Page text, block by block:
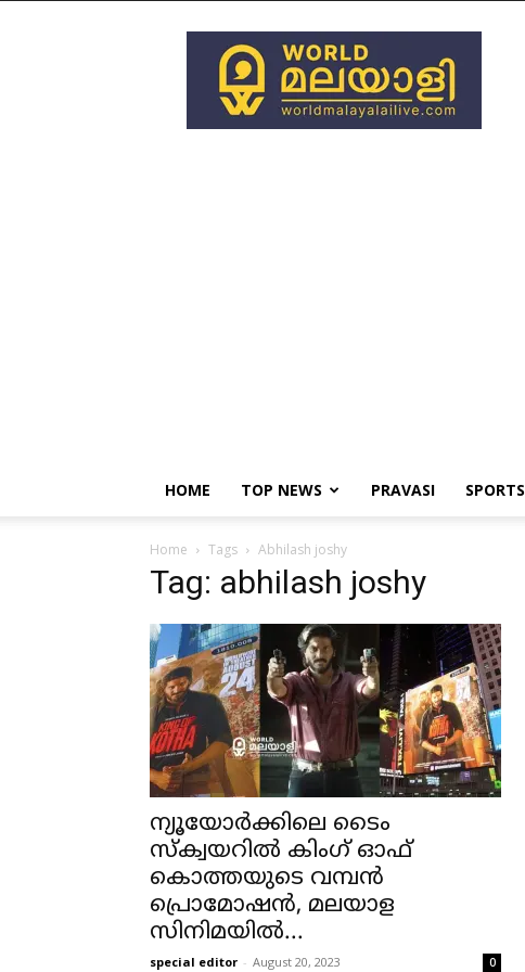
World
Malayali
Live
HOME TOP NEWS PRAVASI SPORTS
Home Tags Abhilash joshy
Tag: abhilash joshy
ന്യൂയോർക്കിലെ ടൈം
സ്‌ക്വയറിൽ കിംഗ് ഓഫ്
കൊത്തയുടെ വമ്പൻ
പ്രൊമോഷൻ, മലയാള
സിനിമയിൽ...
special editor - August 20, 2023 0